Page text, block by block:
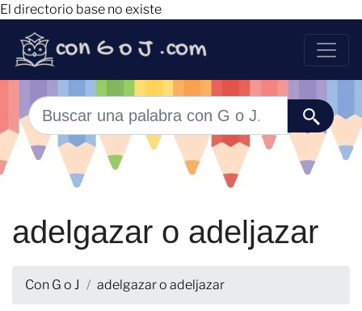
El directorio base no existe
adelgazar o adeljazar
Con G o J adelgazar o adeljazar